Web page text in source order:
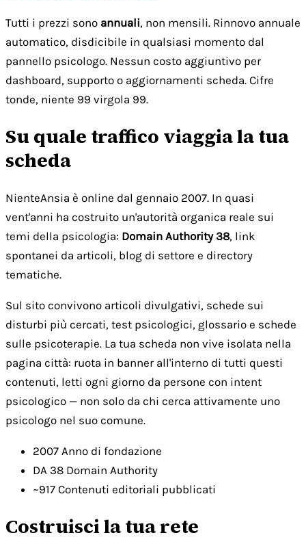
Tutti i prezzi sono annuali, non mensili. Rinnovo annuale
automatico, disdicibile in qualsiasi momento dal
pannello psicologo. Nessun costo aggiuntivo per
dashboard, supporto o aggiornamenti scheda. Cifre
tonde, niente 99 virgola 99.
Su quale traffico viaggia la tua
scheda
NienteAnsia è online dal gennaio 2007. In quasi
vent'anni ha costruito un'autorità organica reale sui
temi della psicologia: Domain Authority 38, link
spontanei da articoli, blog di settore e directory
tematiche.
Sul sito convivono articoli divulgativi, schede sui
disturbi più cercati, test psicologici, glossario e schede
sulle psicoterapie. La tua scheda non vive isolata nella
pagina città: ruota in banner all'interno di tutti questi
contenuti, letti ogni giorno da persone con intent
psicologico — non solo da chi cerca attivamente uno
psicologo nel suo comune.
2007 Anno di fondazione
DA 38 Domain Authority
~917 Contenuti editoriali pubblicati
Costruisci la tua rete